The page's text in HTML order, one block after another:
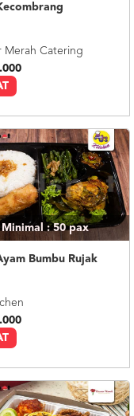
Merah Catering
Minimal : 50pax
Bumbu Rujak